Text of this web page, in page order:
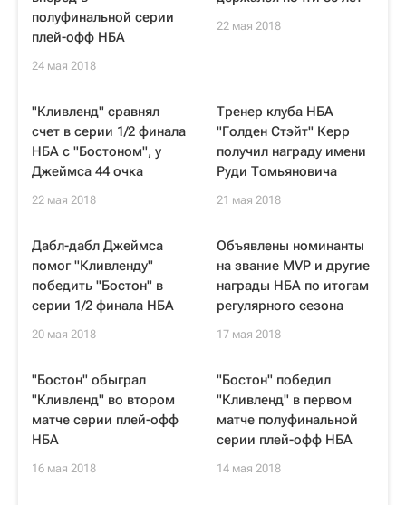
полуфинальной серии
плей-офф НБА
24 мая 2018
22 мая 2018
"Кливленд" сравнял
счет в серии 1/2 финала
НБА с "Бостоном", у
Джеймса 44 очка
22 мая 2018
Тренер клуба НБА
"Голден Стэйт" Керр
получил награду имени
Руди Томьяновича
21 мая 2018
Дабл-дабл Джеймса
помог "Кливленду"
победить "Бостон" в
серии 1/2 финала НБА
20 мая 2018
Объявлены номинанты
на звание MVP и другие
награды НБА по итогам
регулярного сезона
17 мая 2018
"Бостон" обыграл
"Кливленд" во втором
матче серии плей-офф
НБА
16 мая 2018
"Бостон" победил
"Кливленд" в первом
матче полуфинальной
серии плей-офф НБА
14 мая 2018